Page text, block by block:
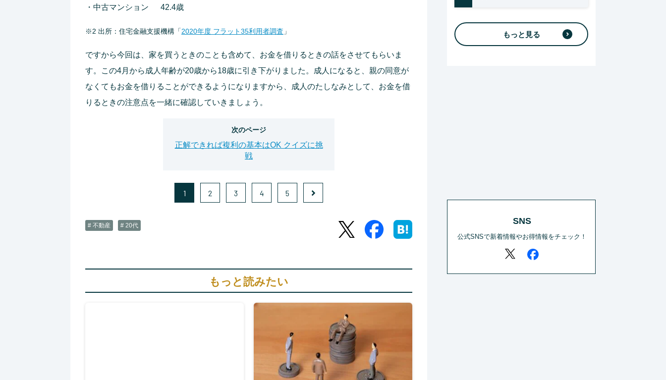
・中古マンション 42.4歳
※2 出所：住宅金融支援機構「2020年度 フラット35利用者調査 」
ですから今回は、家を買うときのことも含めて、お金を借りるときの話をさせてもらいま
す。この4月から成人年齢が20歳から18歳に引き下がりました。成人になると、親の同意が
なくてもお金を借りることができるようになりますから、成人のたしなみとして、お金を借
りるときの注意点を一緒に確認していきましょう。
次のページ
正解できれば複利の基本はOK クイズに挑
戦
1 2 3 4 5
# 不動産 # 20代
もっと読みたい
もっと見る
SNS
公式SNSで新着情報やお得情報をチェック！